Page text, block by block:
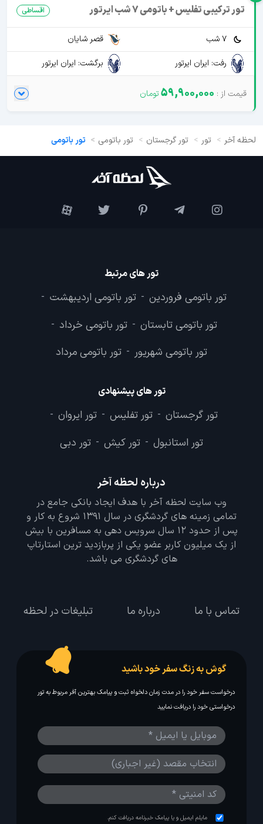
تور ترکیبی تفلیس + باتومی 7 شب ایرتور اقساطی
7 شب
قصر شایان
رفت: ایران ایرتور
برگشت: ایران ایرتور
59,900,000
لحظه آخر تور تور گرجستان تور باتومی تور باتومی
تور های مرتبط
تور باتومی فروردین - تور باتومی اردیبهشت -
تور باتومی تابستان - تور باتومی خرداد -
تور باتومی شهریور - تور باتومی مرداد
تور های پیشنهادی
تور گرجستان - تور تفلیس - تور ایروان -
تور استانبول - تور کیش - تور دبی
درباره لحظه آخر
وب سایت لحظه آخر با هدف ایجاد بانکی جامع در
تمامی زمینه های گردشگری در سال 1391 شروع به کار و
پس از حدود 12 سال سرویس دهی به مسافرین با بیش
از یک میلیون کاربر عضو یکی از پربازدید ترین استارتاپ
های گردشگری می باشد.
تماس با ما درباره ما تبلیغات در لحظه
گوش به زنگ سفر خود باشید
درخواست سفر خود را در مدت زمان دلخواه ثبت و پیامک بهترین آفر مربوط به تور
درخواستی خود را دریافت نمایید
مایلم ایمیل و یا پیامک خبرنامه دریافت کنم.